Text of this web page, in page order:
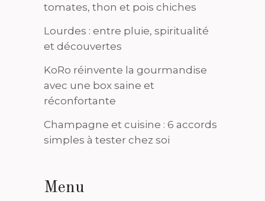
tomates, thon et pois chiches
Lourdes : entre pluie, spiritualité
et découvertes
KoRo réinvente la gourmandise
avec une box saine et
réconfortante
Champagne et cuisine : 6 accords
simples à tester chez soi
Menu